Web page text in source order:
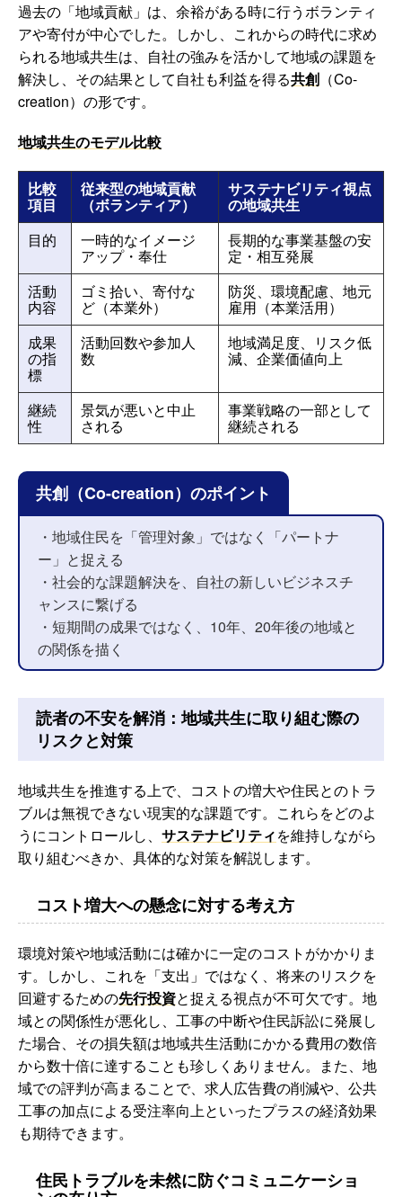
過去の「地域貢献」は、余裕がある時に行うボランティ
アや寄付が中心でした。しかし、これからの時代に求め
られる地域共生は、自社の強みを活かして地域の課題を
解決し、その結果として自社も利益を得る共創 （Co-
creation）の形です。
地域共生のモデル比較
比較
項目
従来型の地域貢献
（ボランティア）
サステナビリティ視点
の地域共生
目的
一時的なイメージ
アップ・奉仕
長期的な事業基盤の安
定・相互発展
活動
内容
ゴミ拾い、寄付な
ど（本業外）
防災、環境配慮、地元
雇用（本業活用）
成果
の指
標
活動回数や参加人
数
地域満足度、リスク低
減、企業価値向上
継続
性
景気が悪いと中止
される
事業戦略の一部として
継続される
共創（Co-creation）のポイント
・地域住民を「管理対象」ではなく「パートナ
ー」と捉える
・社会的な課題解決を、自社の新しいビジネスチ
ャンスに繋げる
・短期間の成果ではなく、10年、20年後の地域と
の関係を描く
読者の不安を解消：地域共生に取り組む際の
リスクと対策
地域共生を推進する上で、コストの増大や住民とのトラ
ブルは無視できない現実的な課題です。これらをどのよ
うにコントロールし、 サステナビリティを維持しながら
取り組むべきか、具体的な対策を解説します。
コスト増大への懸念に対する考え方
環境対策や地域活動には確かに一定のコストがかかりま
す。しかし、これを「支出」ではなく、将来のリスクを
回避するための先行投資と捉える視点が不可欠です。地
域との関係性が悪化し、工事の中断や住民訴訟に発展し
た場合、その損失額は地域共生活動にかかる費用の数倍
から数十倍に達することも珍しくありません。また、地
域での評判が高まることで、求人広告費の削減や、公共
工事の加点による受注率向上といったプラスの経済効果
も期待できます。
住民トラブルを未然に防ぐコミュニケーショ